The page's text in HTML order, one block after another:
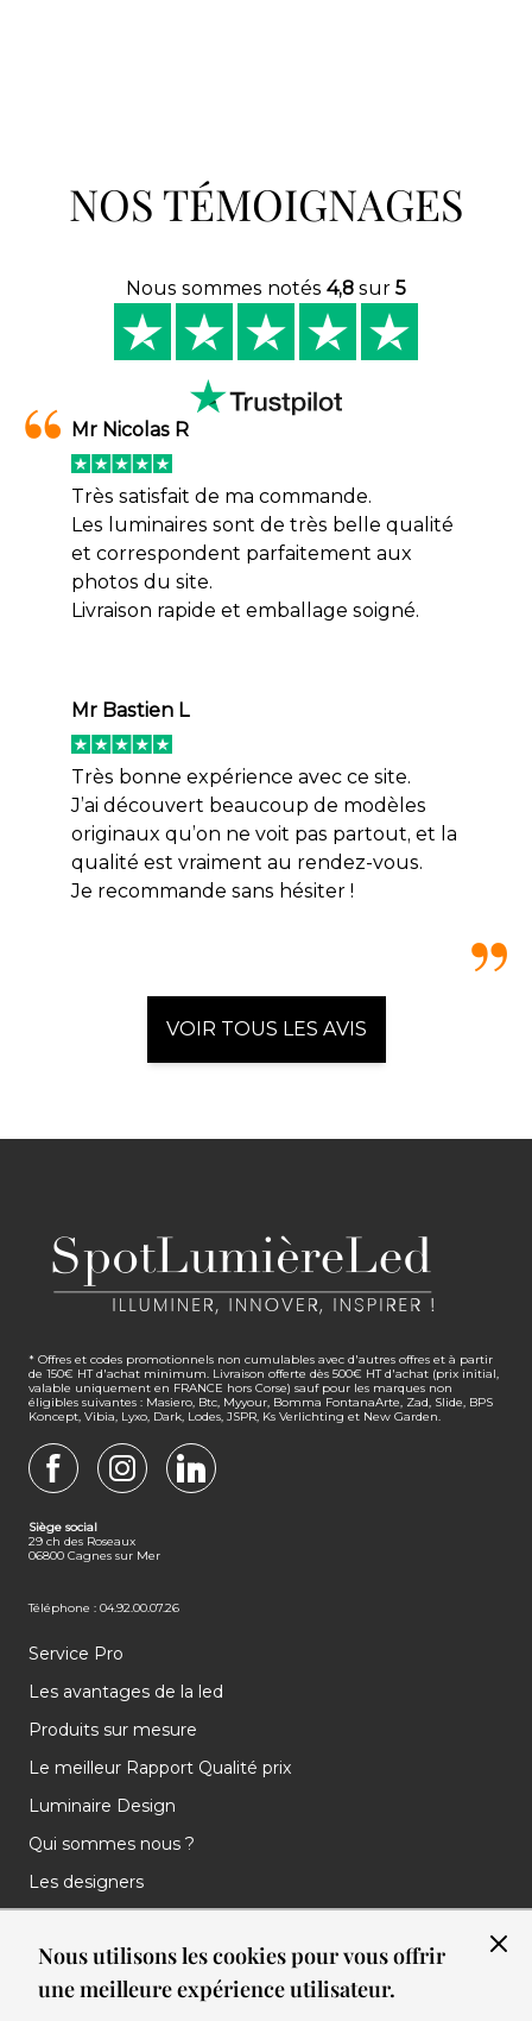
Nous utilisons les cookies pour vous offrir
une meilleure expérience utilisateur.
NOS TÉMOIGNAGES
Nous sommes notés 4,8 sur 5
Mr Nicolas R
Très satisfait de ma commande.
Les luminaires sont de très belle qualité
et correspondent parfaitement aux
photos du site.
Livraison rapide et emballage soigné.
Mr Bastien L
Très bonne expérience avec ce site.
J’ai découvert beaucoup de modèles
originaux qu’on ne voit pas partout, et la
qualité est vraiment au rendez-vous.
Je recommande sans hésiter !
VOIR TOUS LES AVIS
* Offres et codes promotionnels non cumulables avec d'autres offres et à partir
de 150€ HT d'achat minimum. Livraison offerte dès 500€ HT d'achat (prix initial,
valable uniquement en FRANCE hors Corse) sauf pour les marques non
éligibles suivantes : Masiero, Btc, Myyour, Bomma FontanaArte, Zad, Slide, BPS
Koncept, Vibia, Lyxo, Dark, Lodes, JSPR, Ks Verlichting et New Garden.
Siège social
29 ch des Roseaux
06800 Cagnes sur Mer
Téléphone : 04.92.00.07.26
Service Pro
Les avantages de la led
Produits sur mesure
Le meilleur Rapport Qualité prix
Luminaire Design
Qui sommes nous ?
Les designers
Nos réalisations
Nos Clients